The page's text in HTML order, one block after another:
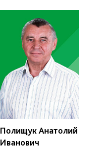
Полищук Анатолий
Иванович